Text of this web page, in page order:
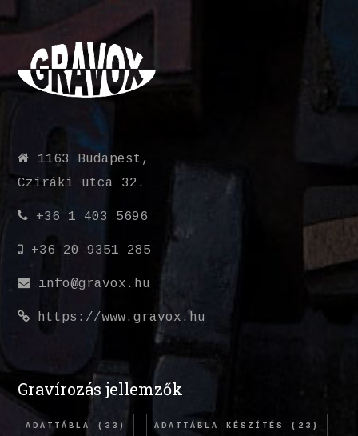
1163 Budapest,
Cziráki utca 32.
+36 1 403 5696
+36 20 9351 285
info@gravox.hu
https://www.gravox.hu
Gravírozás jellemzők
ADATTÁBLA (33) ADATTÁBLA KÉSZÍTÉS (23)